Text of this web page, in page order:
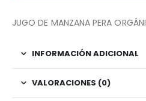
JUGO DE MANZANA PERA
INFORMACIÓN ADICIONAL
VALORACIONES (0)